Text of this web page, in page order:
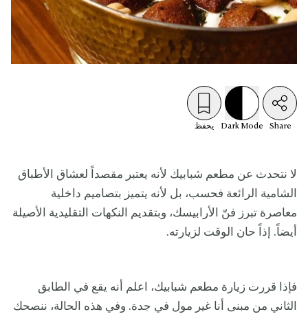
Share
Dark Mode يحفظ
لا نتحدث عن مطعم شبابيك لأنه يعتبر مقصداً لعشاق الأطباق
الشامية الرائعة فحسب، بل لأنه يتميز بتصاميم داخلية
معاصرة تبرز فنّ الأرابيسك، وبتقديم النكهات التقليدية الأصيلة
أيضاً. إذاً حان الوقت لزيارته.
فإذا قررت زيارة مطعم شبابيك، اعلم أنه يقع في الطابق
الثاني من مبنى أنا غير مول في جدة. وفي هذه الحالة، ننصحك